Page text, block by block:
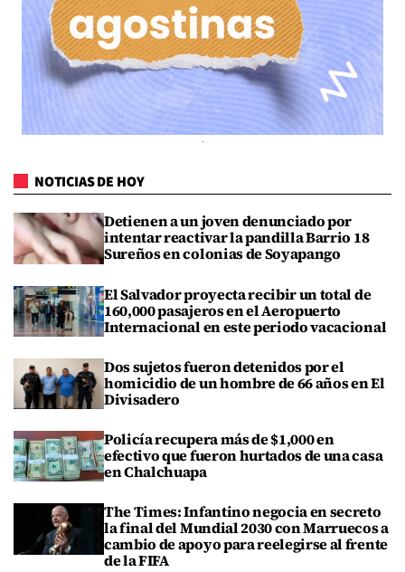
NOTICIAS DE HOY
Detienen a un joven denunciado por
intentar reactivar la pandilla Barrio 18
Sureños en colonias de Soyapango
El Salvador proyecta recibir un total de
160,000 pasajeros en el Aeropuerto
Internacional en este periodo vacacional
Dos sujetos fueron detenidos por el
homicidio de un hombre de 66 años en El
Divisadero
Policía recupera más de $1,000 en
efectivo que fueron hurtados de una casa
en Chalchuapa
The Times: Infantino negocia en secreto
la final del Mundial 2030 con Marruecos a
cambio de apoyo para reelegirse al frente
de la FIFA